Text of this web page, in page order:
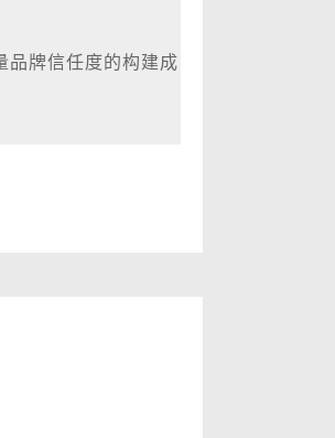
牌信任度的构建成